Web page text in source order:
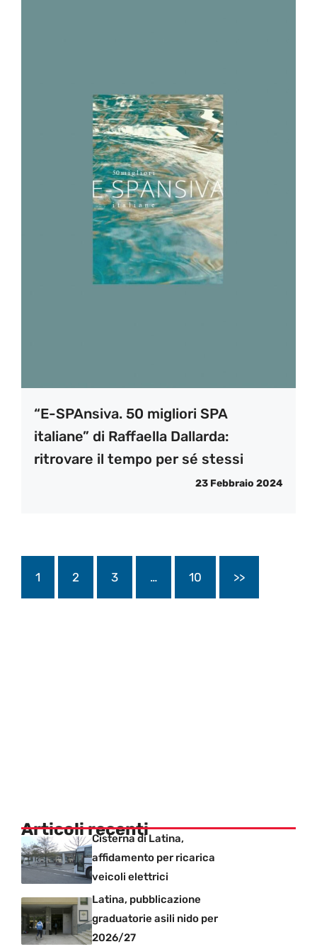
“E-SPAnsiva. 50 migliori SPA
italiane” di Raffaella Dallarda:
ritrovare il tempo per sé stessi
23 Febbraio 2024
1 2 3 … 10 >>
Articoli recenti
Cisterna di Latina,
affidamento per ricarica
veicoli elettrici
Latina, pubblicazione
graduatorie asili nido per
2026/27